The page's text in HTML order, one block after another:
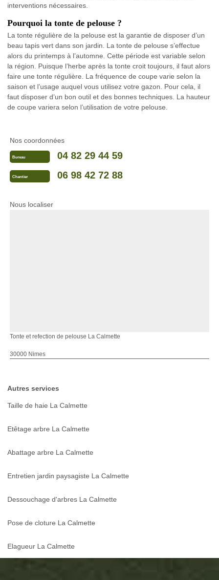
interventions nécessaires.
Pourquoi la tonte de pelouse ?
La tonte régulière de la pelouse est la garantie de disposer d’un
beau tapis vert dans son jardin. La tonte de pelouse s’effectue
alors du printemps à l’automne. Cette période est variable selon
la région. Puisque l’herbe après la tonte croit toujours, il faut alors
faire une tonte régulière. La fréquence de coupe varie selon la
saison et l’usage auquel vous utilisez votre gazon. Pour cela, il
faut disposer d’un bon outil et des bonnes techniques. La hauteur
de coupe variera selon l’utilisation de votre pelouse.
Nos coordonnées
Bureau 04 82 29 44 59
Chantier 06 98 42 72 88
Nous localiser
Tonte et refection de pelouse La Calmette
30000 Nimes
Autres services
Taille de haie La Calmette
Etêtage arbre La Calmette
Abattage arbre La Calmette
Entretien jardin paysagiste La Calmette
Dessouchage d'arbres La Calmette
Pose de cloture La Calmette
Elagueur La Calmette